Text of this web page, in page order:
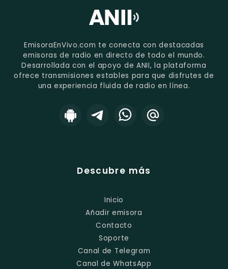
EmisoraEnVivo.com te conecta con destacadas
emisoras de radio en directo de todo el mundo.
Desarrollada con el apoyo de ANII, la plataforma
ofrece transmisiones estables para que disfrutes de
una experiencia fluida de radio en línea.
Descubre más
Inicio
Añadir emisora
Contacto
Soporte
Canal de Telegram
Canal de WhatsApp